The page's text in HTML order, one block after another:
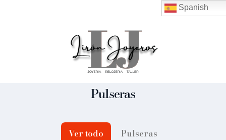
Pulseras
Ver todo Pulseras
Spanish